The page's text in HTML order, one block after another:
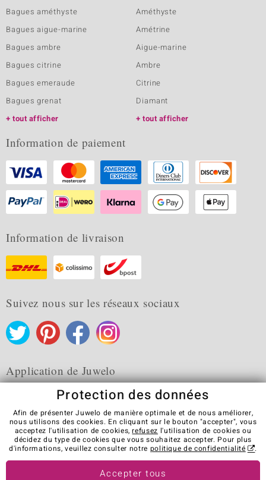
Bagues améthyste
Bagues aigue-marine
Bagues ambre
Bagues citrine
Bagues emeraude
Bagues grenat
tout afficher
Améthyste
Amétrine
Aigue-marine
Ambre
Citrine
Diamant
tout afficher
Information de paiement
Information de livraison
Suivez nous sur les réseaux sociaux
Application de Juwelo
CGV Protection des données
Cookies
Mentions légales
Contact
Révocation du contrat
Visit our stores in other countries:
Protection des données
Afin de présenter Juwelo de manière optimale et de nous améliorer,
nous utilisons des cookies. En cliquant sur le bouton "accepter", vous
acceptez l'utilisation de cookies,refusez l'utilisation de cookies ou
décidez du type de cookies que vous souhaitez accepter. Pour plus
d'informations, veuillez consulter notre politique de confidentialité .
Accepter tous